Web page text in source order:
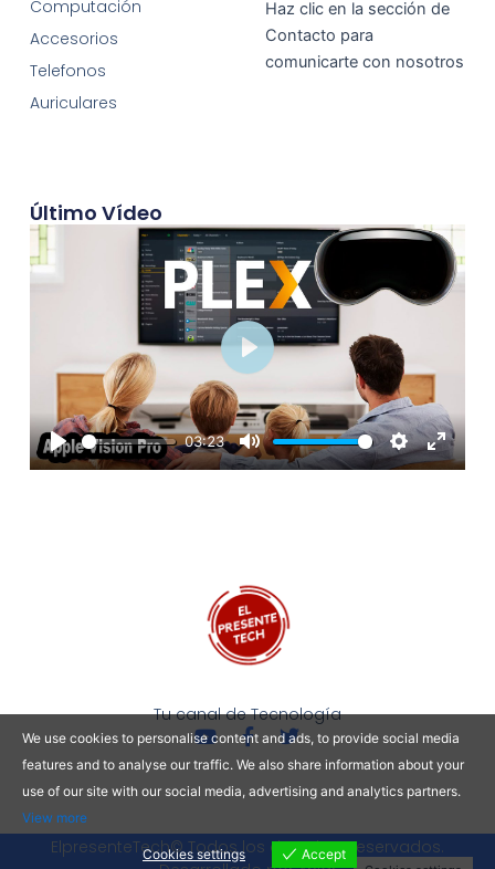
Tu canal de Tecnología
Y
o
u
t
b
e
F
a
c
e
o
o
T
w
i
t
e
r
Computación
Accesorios
Telefonos
Auriculares
Haz clic en la sección de
Contacto para
comunicarte con nosotros
Último Vídeo
Play
03:23
Mute Settings
Enter
Play
ElpresenteTech© Todos los derechos reservados.
We use cookies to personalise content and ads, to provide social media
features and to analyse our traffic. We also share information about your
use of our site with our social media, advertising and analytics partners.
View more
Cookies settings Accept